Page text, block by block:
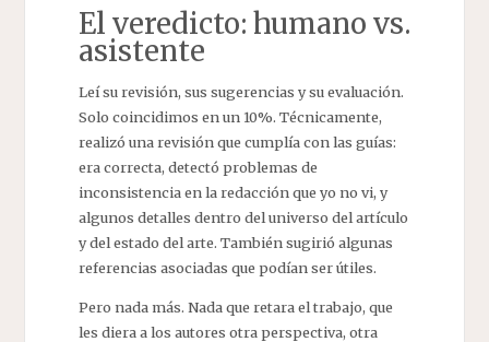
El veredicto: humano vs.
asistente
Leí su revisión, sus sugerencias y su evaluación.
Solo coincidimos en un 10%. Técnicamente,
realizó una revisión que cumplía con las guías:
era correcta, detectó problemas de
inconsistencia en la redacción que yo no vi, y
algunos detalles dentro del universo del artículo
y del estado del arte. También sugirió algunas
referencias asociadas que podían ser útiles.
Pero nada más. Nada que retara el trabajo, que
les diera a los autores otra perspectiva, otra